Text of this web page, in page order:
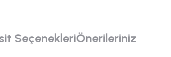
SeçenekleriÖnerileriniz